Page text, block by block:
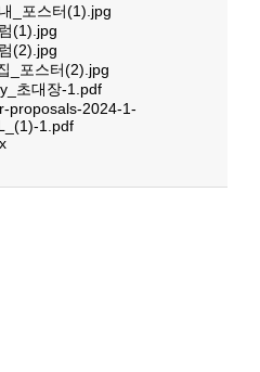
_포스터(1).jpg
(1).jpg
(2).jpg
_포스터(2).jpg
초대장-1.pdf
proposals-2024-1-
1.pdf